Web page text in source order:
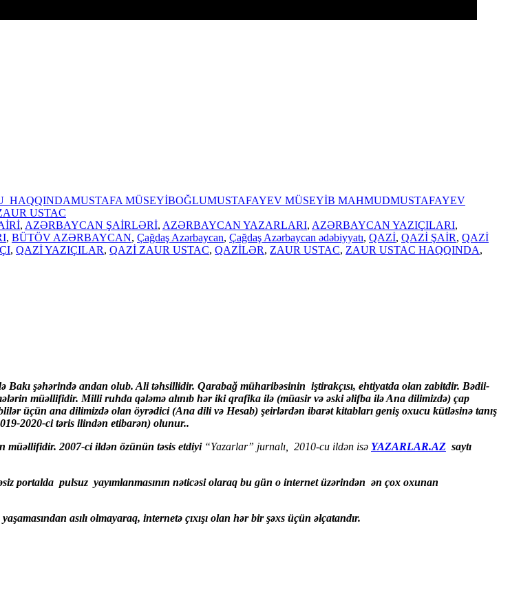
HAQQINDAMUSTAFA MÜSEYİBOĞLUMUSTAFAYEV MÜSEYİB MAHMUDMUSTAFAYEV
USTAC
, AZƏRBAYCAN ŞAİRLƏRİ, AZƏRBAYCAN YAZARLARI, AZƏRBAYCAN YAZIÇILARI,
, BÜTÖV AZƏRBAYCAN, Çağdaş Azərbaycan, Çağdaş Azərbaycan ədəbiyyatı, QAZİ, QAZİ ŞAİR, QAZİ
, QAZİ YAZIÇILAR, QAZİ ZAUR USTAC, QAZİLƏR, ZAUR USTAC, ZAUR USTAC HAQQINDA,
Bakı şəhərində andan olub. Ali təhsillidir. Qarabağ müharibəsinin iştirakçısı, ehtiyatda olan zabitdir. Bədii-
müəllifidir. Milli ruhda qələmə alınıb hər iki qrafika ilə (müasir və əski əlifba ilə Ana dilimizdə) çap
üçün ana dilimizdə olan öyrədici (Ana dili və Hesab) şeirlərdən ibarət kitabları geniş oxucu kütləsinə tanış
2020-ci təris ilindən etibarən) olunur..
müəllifidir. 2007-ci ildən özünün təsis etdiyi “Yazarlar” jurnalı, 2010-cu ildən isə YAZARLAR.AZ saytı
portalda pulsuz yayımlanmasının nəticəsi olaraq bu gün o internet üzərindən ən çox oxunan
asılı olmayaraq, internetə çıxışı olan hər bir şəxs üçün əlçatandır.